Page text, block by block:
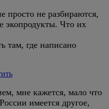
просто не разбираются,
экопродукты. Что их
там, где написано
мне кажется, мало что
имеется другое,